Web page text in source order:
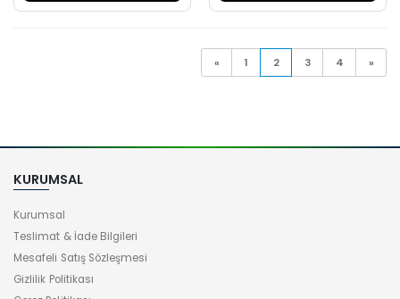
« 1 2 3 4 »
KURUMSAL
Kurumsal
Teslimat & İade Bilgileri
Mesafeli Satış Sözleşmesi
Gizlilik Politikası